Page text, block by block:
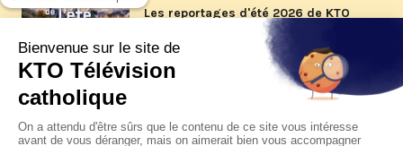
Les reportages d'été 2026 de KTO
Article
La visite pastorale du pape Léon
jeudi 6 août